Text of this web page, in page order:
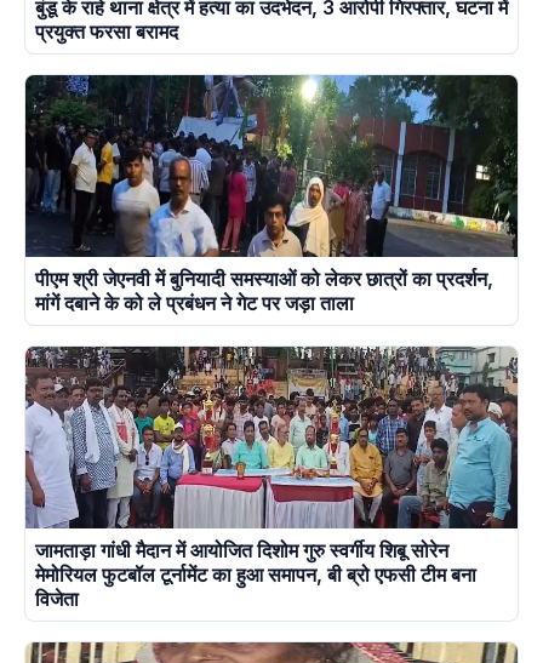
बुंडू के राहे थाना क्षेत्र में हत्या का उदभेदन, 3 आरोपी गिरफ्तार, घटना में
प्रयुक्त फरसा बरामद
पीएम श्री जेएनवी में बुनियादी समस्याओं को लेकर छात्रों का प्रदर्शन,
मांगें दबाने के को ले प्रबंधन ने गेट पर जड़ा ताला
जामताड़ा गांधी मैदान में आयोजित दिशोम गुरु स्वर्गीय शिबू सोरेन
मेमोरियल फुटबॉल टूर्नामेंट का हुआ समापन, बी ब्रो एफसी टीम बना
विजेता